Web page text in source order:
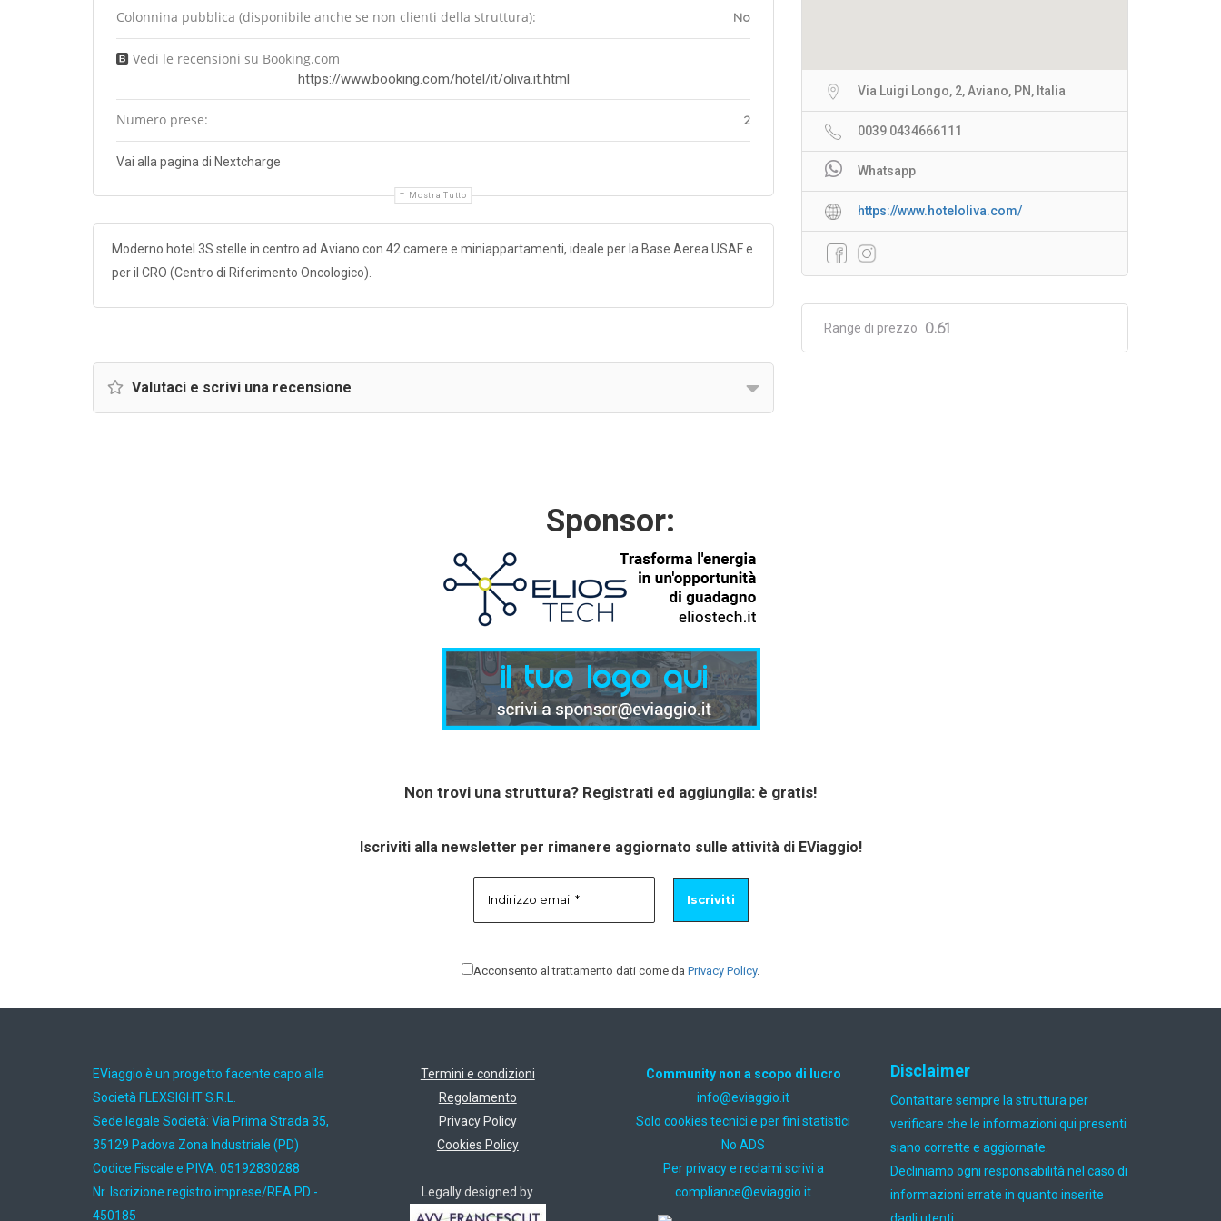
Colonnina pubblica (disponibile anche se non clienti della struttura): No
Vedi le recensioni su Booking.com
https://www.booking.com/hotel/it/oliva.it.html
Numero prese: 2
Vai alla pagina di Nextcharge
Mostra Tutto
Moderno hotel 3S stelle in centro ad Aviano con 42 camere e miniappartamenti, ideale per la Base Aerea USAF e
per il CRO (Centro di Riferimento Oncologico).
Valutaci e scrivi una recensione
Via Luigi Longo, 2, Aviano, PN, Italia
0039 0434666111
Whatsapp
https://www.hoteloliva.com/
Range di prezzo 0.61
Sponsor:
Non trovi una struttura? Registratied aggiungila: è gratis!
Iscriviti alla newsletter per rimanere aggiornato sulle attività di EViaggio!
Acconsento al trattamento dati come da Privacy Policy.
EViaggio è un progetto facente capo alla
Società FLEXSIGHT S.R.L.
Sede legale Società: Via Prima Strada 35,
35129 Padova Zona Industriale (PD)
Codice Fiscale e P.IVA: 05192830288
Nr. Iscrizione registro imprese/REA PD -
450185
Termini e condizioni
Regolamento
Privacy Policy
Cookies Policy
Legally designed by
Community non a scopo di lucro
ti.oiggaive@ofni
Solo cookies tecnici e per fini statistici
No ADS
Per privacy e reclami scrivi a
ti.oiggaive@ecnailpmoc
Disclaimer
Contattare sempre la struttura per
verificare che le informazioni qui presenti
siano corrette e aggiornate.
Decliniamo ogni responsabilità nel caso di
informazioni errate in quanto inserite